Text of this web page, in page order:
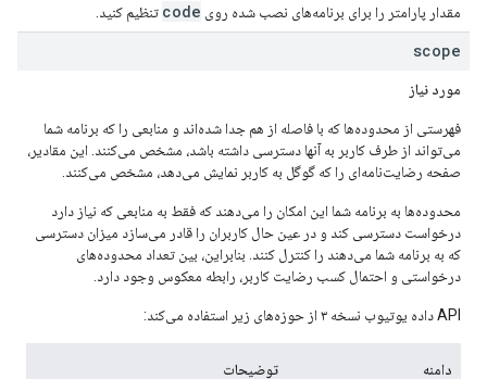
مقدار پارامتر را برای برنامه‌های نصب شده روی code تنظیم کنید.
scope
مورد نیاز
فهرستی از محدوده‌ها که با فاصله از هم جدا شده‌اند و منابعی را که برنامه شما
می‌تواند از طرف کاربر به آنها دسترسی داشته باشد، مشخص می‌کنند. این مقادیر،
صفحه رضایت‌نامه‌ای را که گوگل به کاربر نمایش می‌دهد، مشخص می‌کنند.
محدوده‌ها به برنامه شما این امکان را می‌دهند که فقط به منابعی که نیاز دارد
درخواست دسترسی کند و در عین حال کاربران را قادر می‌سازد میزان دسترسی
که به برنامه شما می‌دهند را کنترل کنند. بنابراین، بین تعداد محدوده‌های
درخواستی و احتمال کسب رضایت کاربر، رابطه معکوس وجود دارد.
API داده یوتیوب نسخه ۳ از حوزه‌های زیر استفاده می‌کند:
دامنه توضیحات